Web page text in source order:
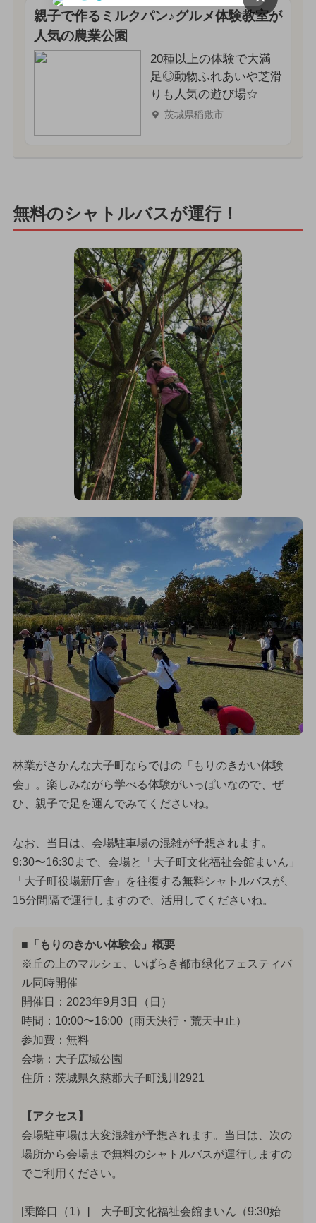
親子で作るミルクパン♪グルメ体験教室が
人気の農業公園
20種以上の体験で大満
足◎動物ふれあいや芝滑
りも人気の遊び場☆
茨城県稲敷市
無料のシャトルバスが運行！
林業がさかんな大子町ならではの「もりのきかい体験
会」。楽しみながら学べる体験がいっぱいなので、ぜ
ひ、親子で足を運んでみてくださいね。
なお、当日は、会場駐車場の混雑が予想されます。
9:30〜16:30まで、会場と「大子町文化福祉会館まいん」
「大子町役場新庁舎」を往復する無料シャトルバスが、
15分間隔で運行しますので、活用してくださいね。
■「もりのきかい体験会」概要
※丘の上のマルシェ、いばらき都市緑化フェスティバ
ル同時開催
開催日：2023年9月3日（日）
時間：10:00〜16:00（雨天決行・荒天中止）
参加費：無料
会場：大子広域公園
住所：茨城県久慈郡大子町浅川2921
【アクセス】
会場駐車場は大変混雑が予想されます。当日は、次の
場所から会場まで無料のシャトルバスが運行しますの
でご利用ください。
[乗降口（1）] 大子町文化福祉会館まいん（9:30始